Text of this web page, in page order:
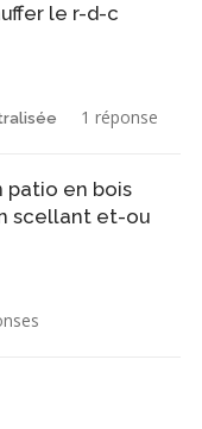
le r-d-c
1 réponse
patio en bois
scellant et-ou